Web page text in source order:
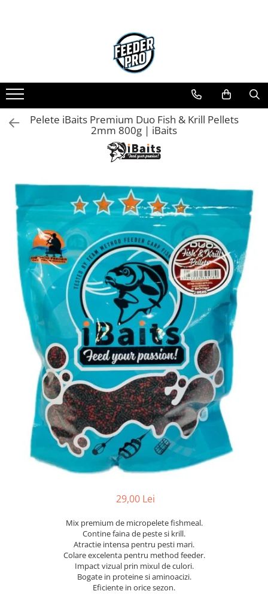
Pelete iBaits Premium Duo Fish & Krill Pellets
2mm 800g | iBaits
29,00 Lei
Mix premium de micropelete fishmeal.
Contine faina de peste si krill.
Atractie intensa pentru pesti mari.
Colare excelenta pentru method feeder.
Impact vizual prin mixul de culori.
Bogate in proteine si aminoacizi.
Eficiente in orice sezon.